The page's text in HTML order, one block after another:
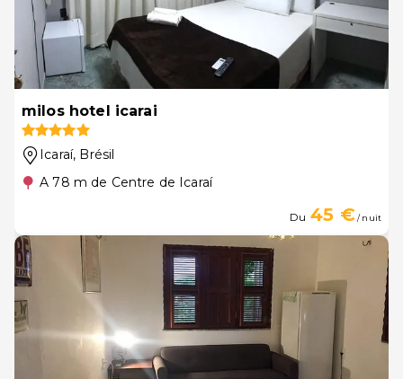
milos hotel icarai
Icaraí, Brésil
A 78 m de Centre de Icaraí
Du 45 €/ nuit